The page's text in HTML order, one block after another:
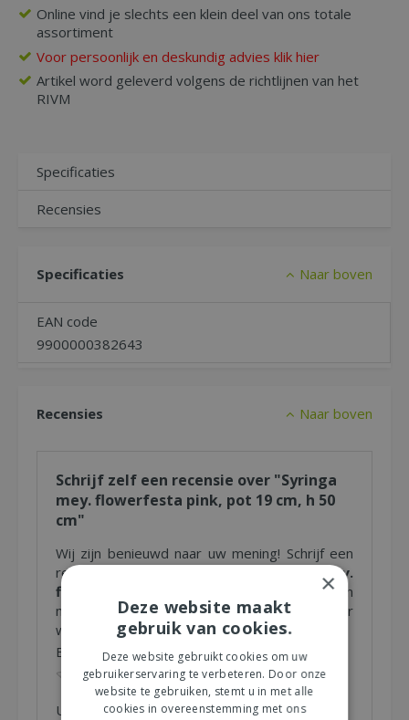
Online vind je slechts een klein deel van ons totale
assortiment
Voor persoonlijk en deskundig advies klik hier
Artikel word geleverd volgens de richtlijnen van het
RIVM
Specificaties
Recensies
Specificaties Naar boven
EAN code
9900000382643
Recensies Naar boven
Schrijf zelf een recensie over "Syringa
mey. flowerfesta pink, pot 19 cm, h 50
cm"
Wij zijn benieuwd naar uw mening! Schrijf een
recensie over het artikel
"Syringa mey.
flowerfesta pink, pot 19 cm, h 50 cm"en
maak kans op een Nationale Tuinbon ter
waarde van € 25,- !
Beoordeling:*
Uw mening over dit product:*
×
Deze website maakt
gebruik van cookies.
Deze website gebruikt cookies om uw
gebruikerservaring te verbeteren. Door onze
website te gebruiken, stemt u in met alle
cookies in overeenstemming met ons